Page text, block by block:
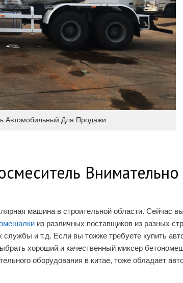
Автомобильный Для Продажи
машина в строительной области. Сейчас
из различных поставщиков из разных
службы и т.д. Если вы тожже требуете купить
хороший и качественный миксер
оборудования в китае, тоже обладает